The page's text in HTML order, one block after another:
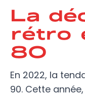
La
rétro
80
En 2022, la
90. Cette